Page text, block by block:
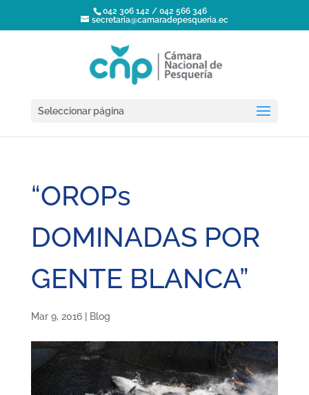
042 306 142 / 042 566 346
secretaria@camaradepesqueria.ec
Seleccionar página
“OROPs
DOMINADAS POR
GENTE BLANCA”
Mar 9, 2016| Blog